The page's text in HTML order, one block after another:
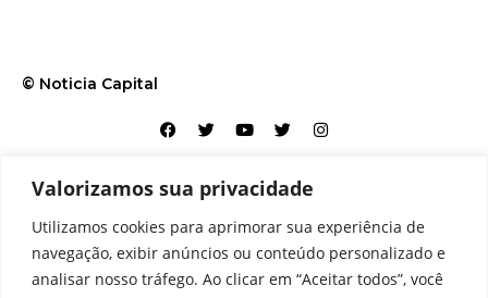
Valorizamos sua privacidade
Utilizamos cookies para aprimorar sua experiência de
navegação, exibir anúncios ou conteúdo personalizado e
analisar nosso tráfego. Ao clicar em “Aceitar todos”, você
© Noticia Capital
Contato Home Aviso legal Configurações de cookies
Equipe Perfil Política de cookies Serviços